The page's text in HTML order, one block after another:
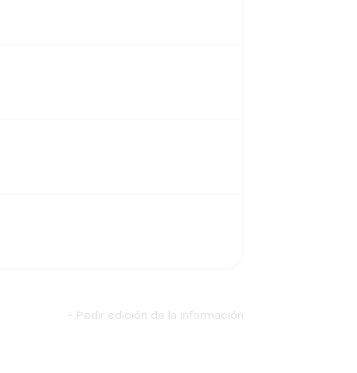
- Pedir edición de la información